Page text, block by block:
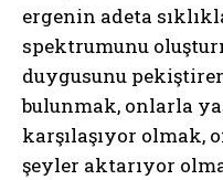
ergenin adeta
spektrumunu
duygusunu
bulunmak, onlarla
karşılaşıyor olmak,
şeyler aktarıyor